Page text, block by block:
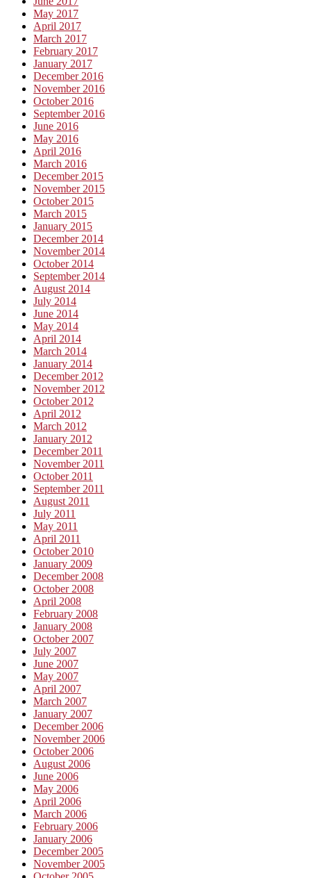
May 2017
April 2017
March 2017
February 2017
January 2017
December 2016
November 2016
October 2016
September 2016
June 2016
May 2016
April 2016
March 2016
December 2015
November 2015
October 2015
March 2015
January 2015
December 2014
November 2014
October 2014
September 2014
August 2014
July 2014
June 2014
May 2014
April 2014
March 2014
January 2014
December 2012
November 2012
October 2012
April 2012
March 2012
January 2012
December 2011
November 2011
October 2011
September 2011
August 2011
July 2011
May 2011
April 2011
October 2010
January 2009
December 2008
October 2008
April 2008
February 2008
January 2008
October 2007
July 2007
June 2007
May 2007
April 2007
March 2007
January 2007
December 2006
November 2006
October 2006
August 2006
June 2006
May 2006
April 2006
March 2006
February 2006
January 2006
December 2005
November 2005